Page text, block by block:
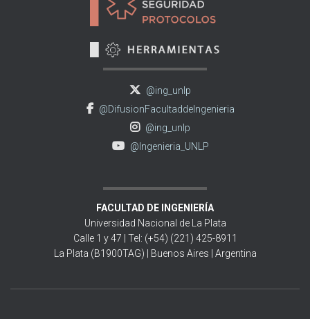
@ing_unlp
@DifusionFacultaddeIngenieria
@ing_unlp
@Ingenieria_UNLP
FACULTAD DE INGENIERÍA
Universidad Nacional de La Plata
Calle 1 y 47 | Tel: (+54) (221) 425-8911
La Plata (B1900TAG) | Buenos Aires | Argentina